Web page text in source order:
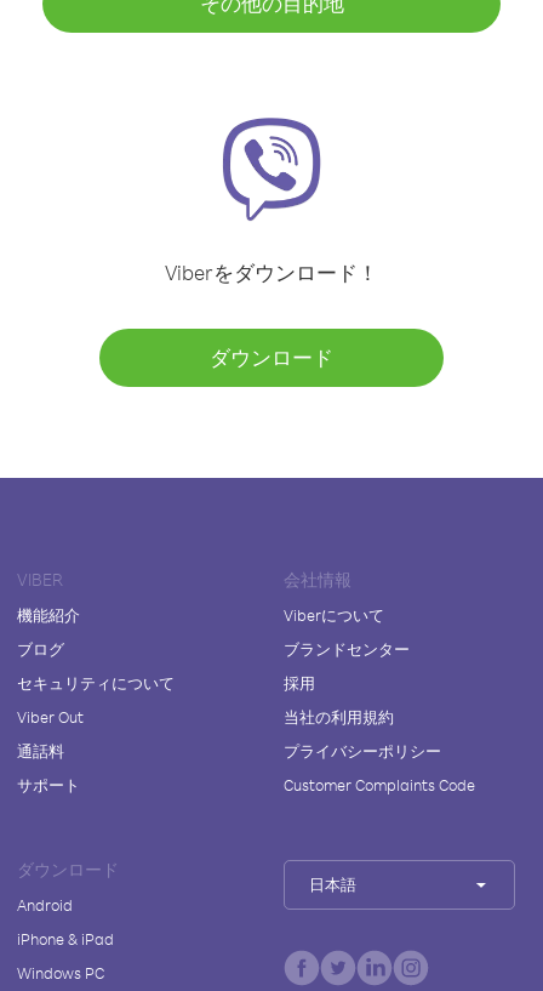
Viberをダウンロード！
ダウンロード
VIBER
機能紹介
ブログ
セキュリティについて
Viber Out
通話料
サポート
会社情報
Viberについて
ブランドセンター
採用
当社の利用規約
プライバシーポリシー
Customer Complaints Code
ダウンロード
Android
iPhone & iPad
Windows PC
日本語